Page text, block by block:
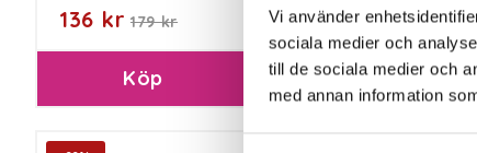
Vi använder
sociala medier och
till de sociala medier och
med annan information
136 kr 179 kr
Köp
161 kr 199 kr
Köp